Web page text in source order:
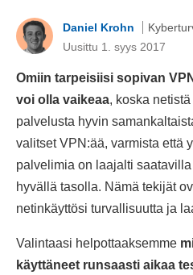
Daniel Krohn
Uusittu 1. syys 2017
Omiin tarpeisiisi sopivan
voi olla vaikeaa, koska
palvelusta hyvin
valitset VPN:ää, varmista että
palvelimia on laajalti
hyvällä tasolla. Nämä tekijät
netinkäyttösi turvallisuutta ja
Valintaasi helpottaaksemme
käyttäneet runsaasti aikaa